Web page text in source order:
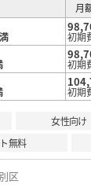
月
初期
初期
初期
女性向け
無料
区